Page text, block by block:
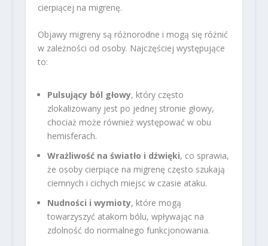
cierpiącej na migrenę.
Objawy migreny są różnorodne i mogą się różnić
w zależności od osoby. Najczęściej występujące
to:
Pulsujący ból głowy, który często
zlokalizowany jest po jednej stronie głowy,
chociaż może również występować w obu
hemisferach.
Wrażliwość na światło i dźwięki, co sprawia,
że osoby cierpiące na migrenę często szukają
ciemnych i cichych miejsc w czasie ataku.
Nudności i wymioty, które mogą
towarzyszyć atakom bólu, wpływając na
zdolność do normalnego funkcjonowania.